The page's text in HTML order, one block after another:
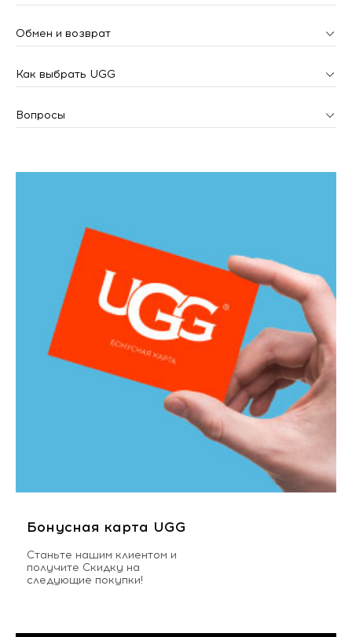
Обмен и возврат
Как выбрать UGG
Вопросы
Бонусная карта UGG
Станьте нашим клиентом и
получите Скидку на
следующие покупки!